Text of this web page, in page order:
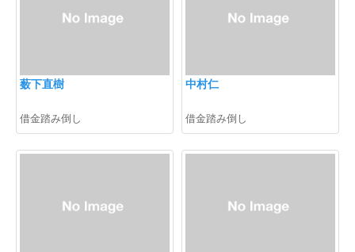
薮下直樹
借金踏み倒し
中村仁
借金踏み倒し